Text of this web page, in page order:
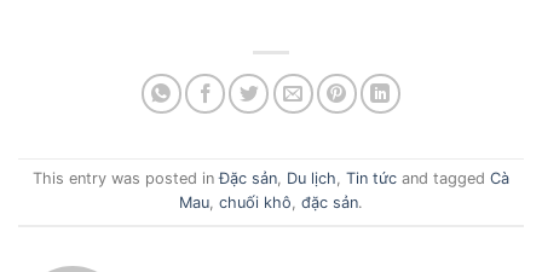
This entry was posted inĐặc sản, Du lịch, Tin tức and tagged Cà
Mau, chuối khô, đặc sản.